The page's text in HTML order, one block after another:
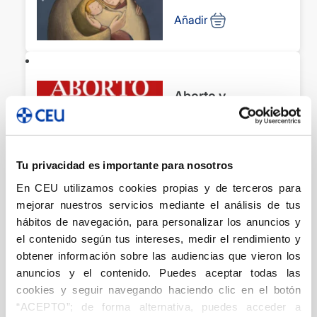
Tu privacidad es importante para nosotros
En CEU utilizamos cookies propias y de terceros para
mejorar nuestros servicios mediante el análisis de tus
hábitos de navegación, para personalizar los anuncios y
el contenido según tus intereses, medir el rendimiento y
obtener información sobre las audiencias que vieron los
anuncios y el contenido. Puedes aceptar todas las
cookies y seguir navegando haciendo clic en el botón
“ACEPTO”; de forma alternativa, puedes acceder a
Añadir
Aborto y
Dilemas sobre el
Cánovas, Paz
Vélez Fraga,
Ondina
23,00 €
Añadir